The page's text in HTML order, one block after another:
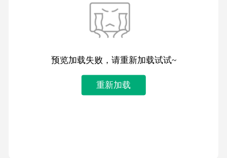
预览加载失败，请重新加载试试~
重新加载